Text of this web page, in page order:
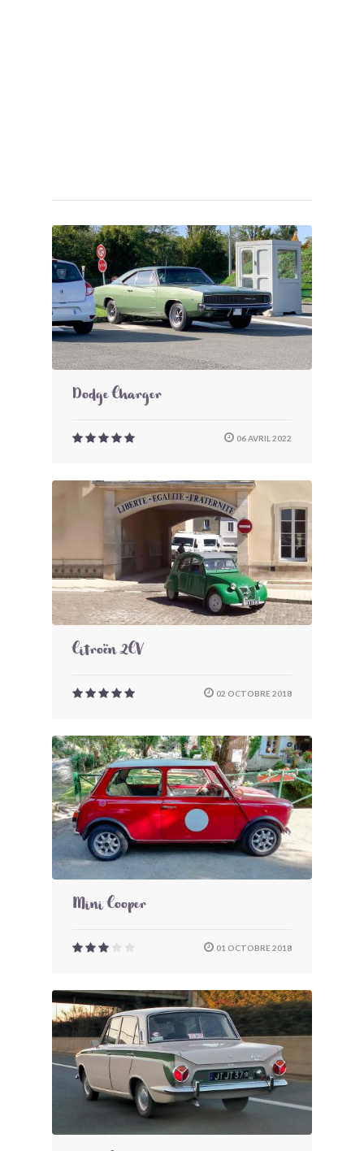
Dodge Charger
06 AVRIL 2022
Citroën 2CV
02 OCTOBRE 2018
Mini Cooper
01 OCTOBRE 2018